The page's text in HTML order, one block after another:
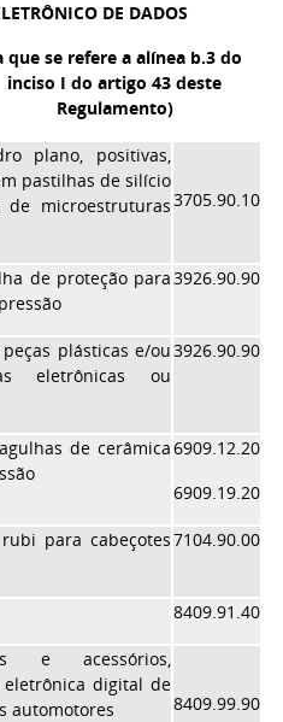
DE DADOS
que se refere a alínea b.3 do
inciso I do artigo 43 deste
Regulamento)
plano, positivas,
pastilhas de silício
microestruturas3705.90.10
de proteção para3926.90.90
plásticas e/ou
eletrônicas ou
3926.90.90
de cerâmica6909.12.20
6909.19.20
para cabeçotes7104.90.00
8409.91.40
e acessórios,
digital de
automotores
8409.99.90